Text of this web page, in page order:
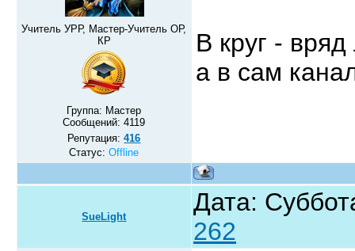
Учитель УРР, Мастер-Учитель ОР,
КР
Группа: Мастер
Сообщений:4119
Репутация:416
Статус:Offline
В круг -
а в сам
SueLight
Дата:
262